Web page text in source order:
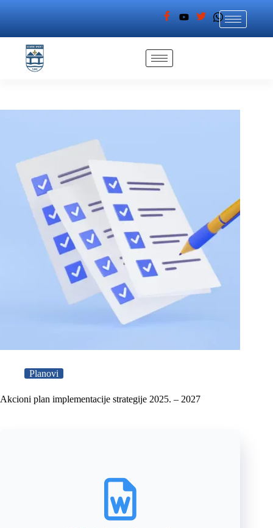
Planovi
Akcioni plan implementacije strategije 2025. – 2027